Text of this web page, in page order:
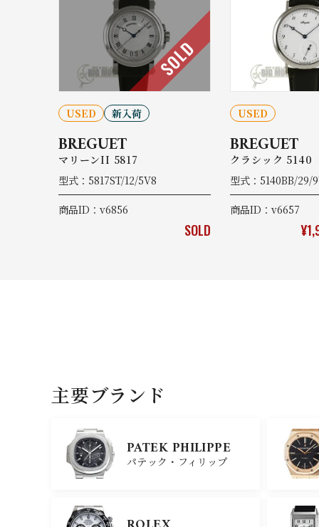
SOLD
USED 新入荷
BREGUET
マリーンII 5817
型式：5817ST/12/5V8
商品ID：v6856
SOLD
USED
BREGUET
クラシック 5140
型式：5140BB/29/
商品ID：v6657
主要ブランド
PATEK PHILIPPE
パテック・フィリップ